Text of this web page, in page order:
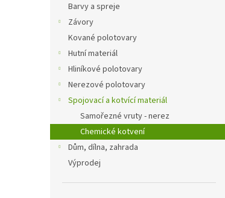
Barvy a spreje
Závory
Kované polotovary
Hutní materiál
Hliníkové polotovary
Nerezové polotovary
Spojovací a kotvící materiál
Samořezné vruty - nerez
Chemické kotvení
Dům, dílna, zahrada
Výprodej